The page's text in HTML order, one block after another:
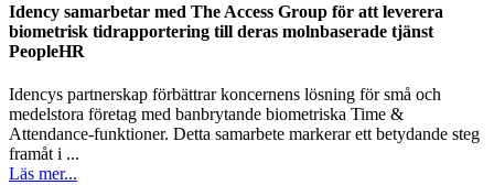
Idency samarbetar med The Access Group för att leverera
biometrisk tidrapportering till deras molnbaserade tjänst
PeopleHR
Idencys partnerskap förbättrar koncernens lösning för små och
medelstora företag med banbrytande biometriska Time &
Attendance-funktioner. Detta samarbete markerar ett betydande steg
framåt i ...
Läs mer...